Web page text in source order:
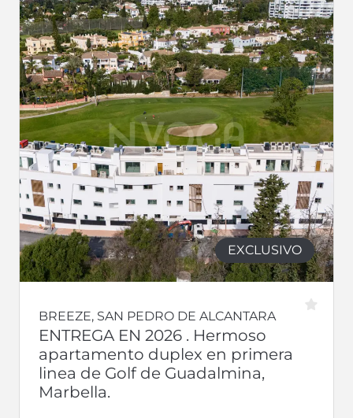
EXCLUSIVO
BREEZE, SAN PEDRO DE ALCANTARA
ENTREGA EN 2026 . Hermoso
apartamento duplex en primera
linea de Golf de Guadalmina,
Marbella.